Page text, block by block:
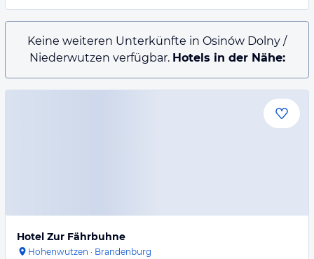
Keine weiteren Unterkünfte in Osinów Dolny /
Niederwutzen verfügbar. Hotels in der Nähe:
Hotel Zur Fährbuhne
Hohenwutzen · Brandenburg